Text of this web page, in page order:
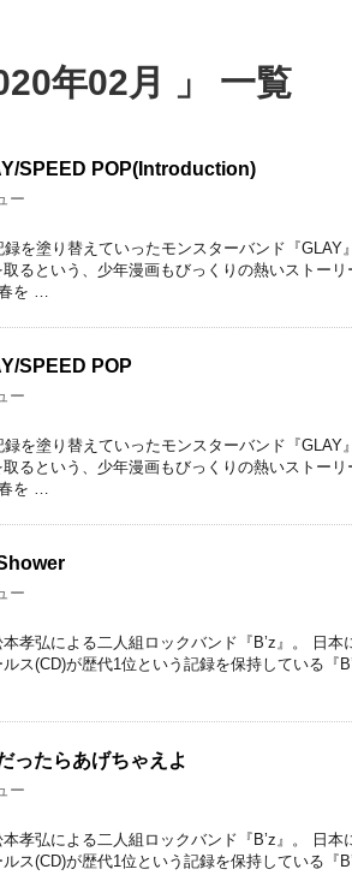
年02月 」 一覧
SPEED POP(Introduction)
ー
を塗り替えていったモンスターバンド『GLAY
るという、少年漫画もびっくりの熱いストーリ
を …
SPEED POP
ー
を塗り替えていったモンスターバンド『GLAY
るという、少年漫画もびっくりの熱いストーリ
を …
ー
孝弘による二人組ロックバンド『B’z』。 日本
ス(CD)が歴代1位という記録を保持している『
ったらあげちゃえよ
ー
孝弘による二人組ロックバンド『B’z』。 日本
ス(CD)が歴代1位という記録を保持している『